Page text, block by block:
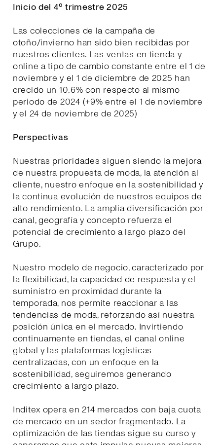
Inicio del 4º trimestre 2025
Las colecciones de la campaña de
otoño/invierno han sido bien recibidas por
nuestros clientes. Las ventas en tienda y
online a tipo de cambio constante entre el 1 de
noviembre y el 1 de diciembre de 2025 han
crecido un 10.6% con respecto al mismo
periodo de 2024 (+9% entre el 1 de noviembre
y el 24 de noviembre de 2025)
Perspectivas
Nuestras prioridades siguen siendo la mejora
de nuestra propuesta de moda, la atención al
cliente, nuestro enfoque en la sostenibilidad y
la continua evolución de nuestros equipos de
alto rendimiento. La amplia diversificación por
canal, geografía y concepto refuerza el
potencial de crecimiento a largo plazo del
Grupo.
Nuestro modelo de negocio, caracterizado por
la flexibilidad, la capacidad de respuesta y el
suministro en proximidad durante la
temporada, nos permite reaccionar a las
tendencias de moda, reforzando así nuestra
posición única en el mercado. Invirtiendo
continuamente en tiendas, el canal online
global y las plataformas logísticas
centralizadas, con un enfoque en la
sostenibilidad, seguiremos generando
crecimiento a largo plazo.
Inditex opera en 214 mercados con baja cuota
de mercado en un sector fragmentado. La
optimización de las tiendas sigue su curso y